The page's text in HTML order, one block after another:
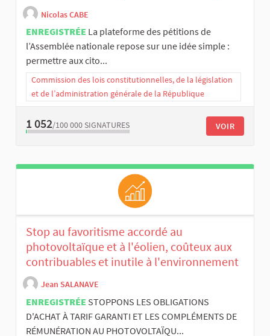
Nicolas CABE
ENREGISTRÉE La plateforme des pétitions de
l’Assemblée nationale repose sur une idée simple :
permettre aux cito...
Commission des lois constitutionnelles, de la législation
et de l’administration générale de la République
1 052/100 000 SIGNATURES VOIR
Stop au favoritisme accordé au
photovoltaïque et à l'éolien, coûteux aux
contribuables et inutile à l'environnement
Jean SALANAVE
ENREGISTRÉE STOPPONS LES OBLIGATIONS
D'ACHAT À TARIF GARANTI ET LES COMPLÉMENTS DE
RÉMUNÉRATION AU PHOTOVOLTAÏQU...